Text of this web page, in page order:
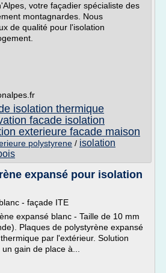
votre façadier spécialiste des
montagnardes. Nous
de qualité pour l'isolation
isolation thermique
facade isolation
exterieure facade maison
polystyrene / isolation
expansé pour isolation
- façade ITE
expansé blanc - Taille de 10 mm
Plaques de polystyrène expansé
par l'extérieur. Solution
gain de place à...